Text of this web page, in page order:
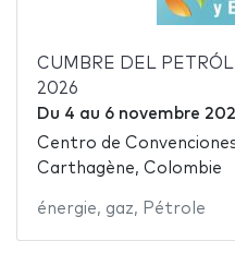
CUMBRE DEL
2026
Du 4 au 6 novembre
Centro de
Carthagène, Colombie
énergie, gaz, Pétrole